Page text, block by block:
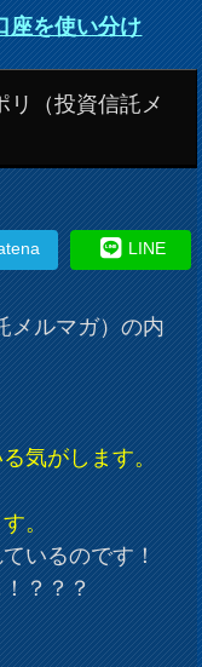
座を使い分け
リ（投資信託メ
LINE
ルマガ）の内
気がします。
。
いるのです！
？？？